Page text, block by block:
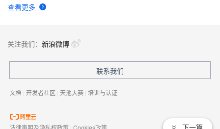
查看更多
下一篇
关注我们： 新浪微博
联系我们
文档 | 开发者社区 | 天池大赛 | 培训与认证
法律声明及隐私权政策 | Cookies政策